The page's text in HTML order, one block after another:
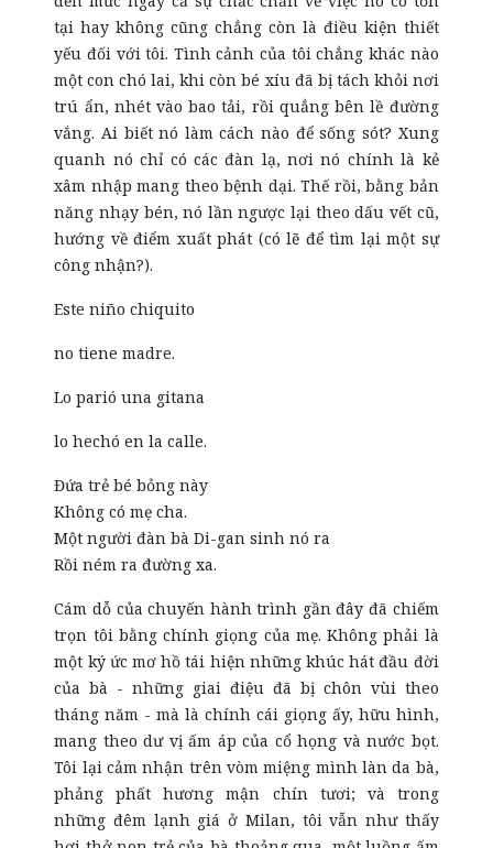
tại hay không cũng chẳng còn là điều kiện thiết
yếu đối với tôi. Tình cảnh của tôi chẳng khác nào
một con chó lai, khi còn bé xíu đã bị tách khỏi nơi
trú ẩn, nhét vào bao tải, rồi quẳng bên lề đường
vắng. Ai biết nó làm cách nào để sống sót? Xung
quanh nó chỉ có cácđàn lạ, nơi nó chính là kẻ
xâm nhập mang theo bệnh dại. Thế rồi, bằng bản
năng nhạy bén, nó lần ngược lại theo dấu vết cũ,
hướng về điểm xuất phát (có lẽ để tìm lại một sự
công nhận?).
Este niño chiquito
no tiene madre.
Lo parió una gitana
lo hechó en la calle.
Đứa trẻ bé bỏng này
Không có mẹ cha.
Một người đàn bà Di-gan sinh nó ra
Rồi ném ra đường xa.
Cám dỗ của chuyến hành trình gần đây đã chiếm
trọn tôi bằng chính giọng của mẹ. Không phải là
một ký ức mơ hồ tái hiện những khúc hát đầu đời
của bà - những giai điệu đã bị chôn vùi theo
tháng năm - mà là chính cái giọng ấy, hữu hình,
mang theo dư vị ấm áp của cổ họng và nước bọt.
Tôi lại cảm nhận trên vòm miệng mình làn da bà,
phảng phất hương mận chín tươi; và trong
những đêm lạnh giá ở Milan, tôi vẫn như thấy